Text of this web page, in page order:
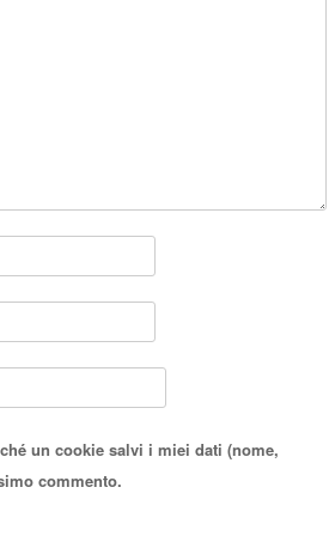
un cookie salvi i miei dati (nome,
commento.